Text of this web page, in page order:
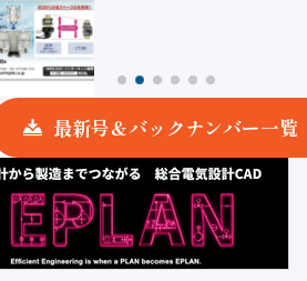
最新号＆バックナンバー一覧